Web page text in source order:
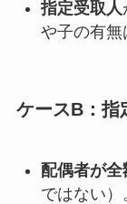
指定受取人
や子の有無
ケースB：指
配偶者が全
ではない）